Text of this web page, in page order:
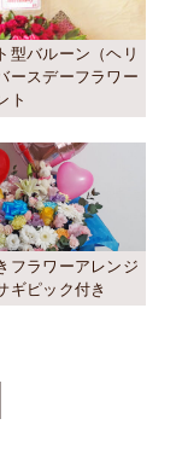
型バルーン（ヘリ
ースデーフラワー
ト
フラワーアレンジ
ギピック付き